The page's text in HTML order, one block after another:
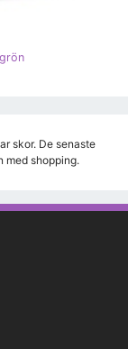
skor. De senaste
med shopping.